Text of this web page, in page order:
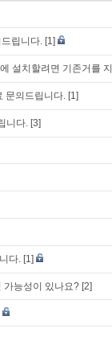
립니다. [1]
설치할려면 기존거를
문의드립니다. [1]
니다. [3]
다. [1]
가능성이 있나요? [2]